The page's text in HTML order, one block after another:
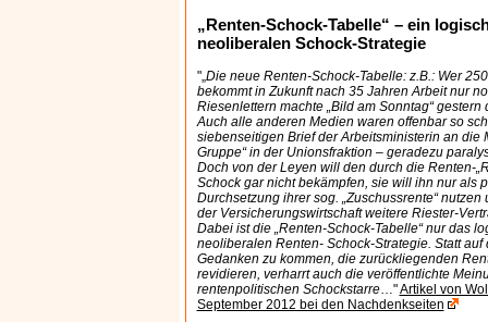
„Renten-Schock-Tabelle“ – ein
neoliberalen Schock-Strategie
"„Die neue Renten-Schock-Tabelle: z.B.: Wer
bekommt in Zukunft nach 35 Jahren Arbeit nur
Riesenlettern machte „Bild am Sonntag“ gestern
Auch alle anderen Medien waren offenbar so
siebenseitigen Brief der Arbeitsministerin an die
Gruppe“ in der Unionsfraktion – geradezu
Doch von der Leyen will den durch die Renten-
Schock gar nicht bekämpfen, sie will ihn nur als
Durchsetzung ihrer sog. „Zuschussrente“
der Versicherungswirtschaft weitere Riester-
Dabei ist die „Renten-Schock-Tabelle“ nur das
neoliberalen Renten- Schock-Strategie. Statt
Gedanken zu kommen, die zurückliegenden
revidieren, verharrt auch die veröffentlichte
rentenpolitischen Schockstarre…"Artikel von
September 2012 bei den Nachdenkseiten